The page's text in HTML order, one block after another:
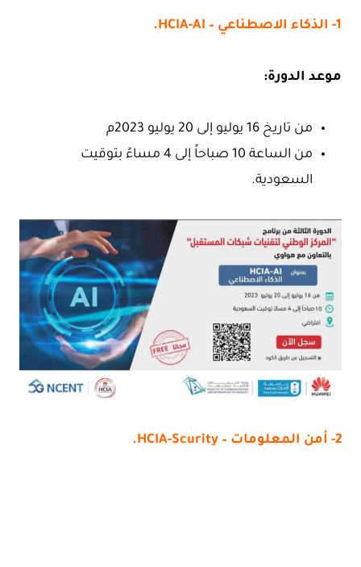
1- الذكاء الاصطناعي – HCIA-AI.
موعد الدورة:
من تاريخ 16 يوليو إلى 20 يوليو 2023م
من الساعة 10 صباحاً إلى 4 مساءً بتوقيت
السعودية.
2- أمن المعلومات – HCIA-Scurity.